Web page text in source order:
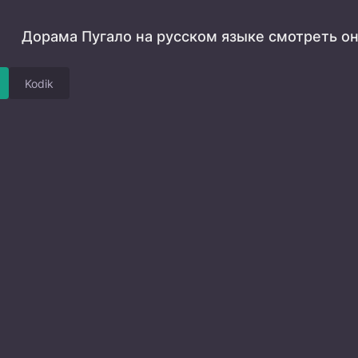
Дорама Пугало на русском языке смотреть
Kodik